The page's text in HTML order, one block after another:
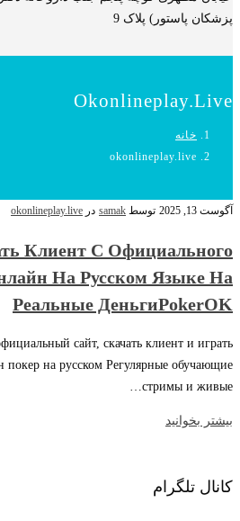
پزشکان پاستور) پلاک 9
Okonlineplay.live
خانه
okonlineplay.live
آگوست 13, 2025 توسط samak در okonlineplay.live
Клиент С Официального
На Русском Языке На
Реальные ДеньгиPokerOK
сайт, скачать клиент и играть
покер на русском Регулярные обучающие
стримы и живые…
بیشتر بخوانید
کانال تلگرام